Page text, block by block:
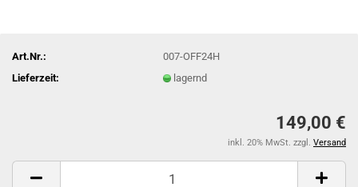
Art.Nr.:
007-OFF24H
Lieferzeit:
lagernd
149,00 €
inkl. 20% MwSt. zzgl. Versand